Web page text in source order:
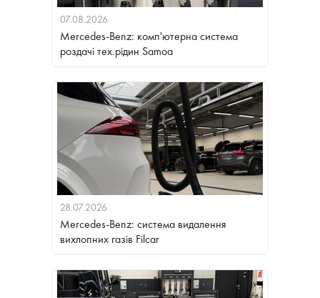
07.08.2026
Mercedes-Benz: комп'ютерна система
роздачі тех.рідин Samoa
28.07.2026
Mercedes-Benz: система видалення
вихлопних газів Filcar